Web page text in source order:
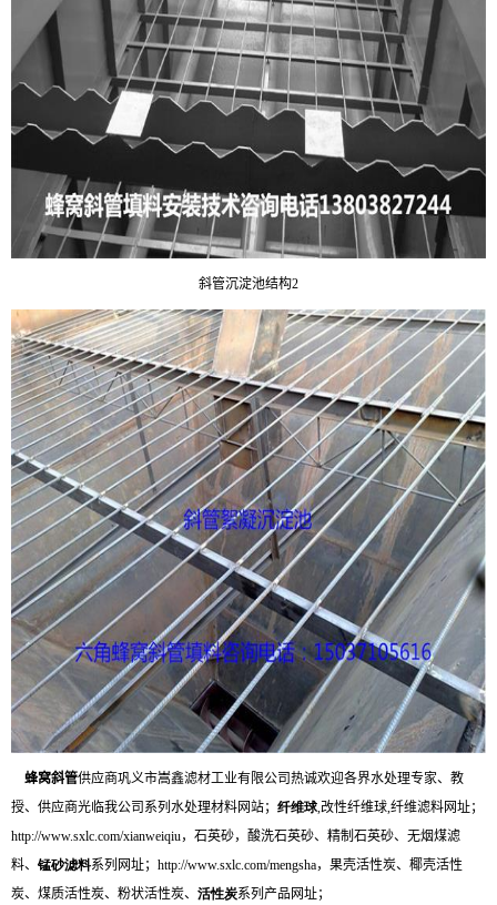
斜管沉淀池结构2
蜂窝斜管供应商巩义市嵩鑫滤材工业有限公司热诚欢迎各界水处理专家、教
授、供应商光临我公司系列水处理材料网站； 纤维球,改性纤维球,纤维滤料网址；
http://www.sxlc.com/xianweiqiu，石英砂，酸洗石英砂、精制石英砂、无烟煤滤
料、 锰砂滤料系列网址； http://www.sxlc.com/mengsha，果壳活性炭、椰壳活性
炭、煤质活性炭、粉状活性炭、 活性炭系列产品网址；